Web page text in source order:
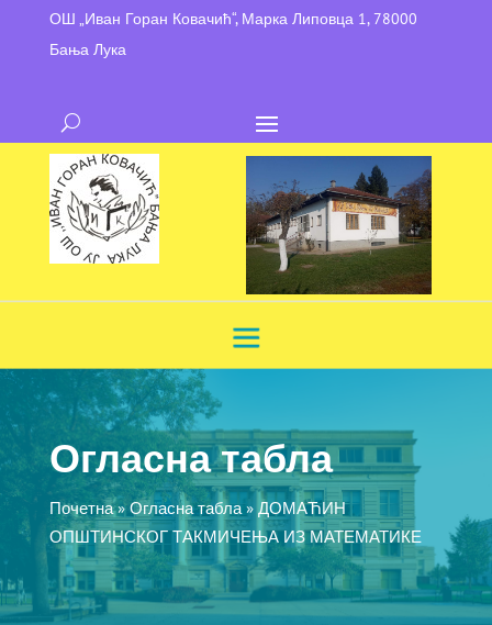
ОШ „Иван Горан Ковачић“, Марка Липовца 1, 78000
Бања Лука
Огласна табла
Почетна»Огласна табла» ДОМАЋИН
ОПШТИНСКОГ ТАКМИЧЕЊА ИЗ МАТЕМАТИКЕ